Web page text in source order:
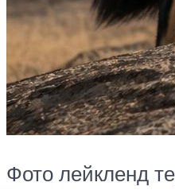
Фото лейкленд